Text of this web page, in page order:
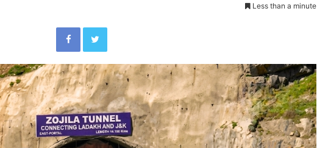
Less than a minute
FacebookTwitter